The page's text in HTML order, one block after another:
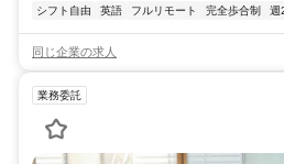
シフト自由 英語 フルリモート 完全歩合制 週
同じ企業の求人
業務委託